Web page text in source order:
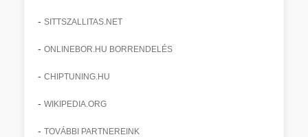
- SITTSZALLITAS.NET
- ONLINEBOR.HU BORRENDELÉS
- CHIPTUNING.HU
- WIKIPEDIA.ORG
- TOVÁBBI PARTNEREINK